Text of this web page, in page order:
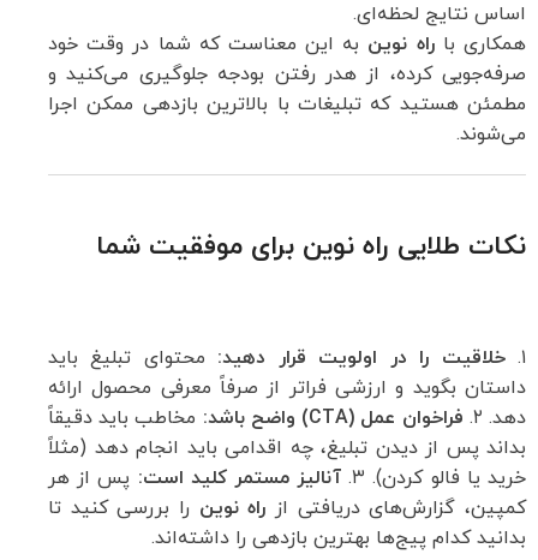
اساس نتایج لحظه‌ای.
همکاری باراه نوین به این معناست که شما در وقت خود
صرفه‌جویی کرده، از هدر رفتن بودجه جلوگیری می‌کنید و
مطمئن هستید که تبلیغات با بالاترین بازدهی ممکن اجرا
می‌شوند.
نکات طلایی راه نوین برای موفقیت شما
۱. خلاقیت را در اولویت قرار دهید: محتوای تبلیغ باید
داستان بگوید و ارزشی فراتر از صرفاً معرفی محصول ارائه
دهد. ۲.
فراخوان عمل (CTA) واضح باشد:
مخاطب باید دقیقاً
بداند پس از دیدن تبلیغ، چه اقدامی باید انجام دهد (مثلاً
خرید یا فالو کردن). ۳.
آنالیز مستمر کلید است: پس از هر
کمپین، گزارش‌های دریافتی از راه نوین را بررسی کنید تا
بدانید کدام پیج‌ها بهترین بازدهی را داشته‌اند.